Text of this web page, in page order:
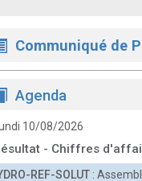
Communiqué de
Agenda
10/08/2026
- Chiffres
REF-SOLUT :